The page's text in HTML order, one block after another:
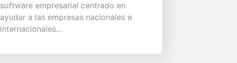
software empresarial centrado en
ayudar a las empresas nacionales e
internacionales…